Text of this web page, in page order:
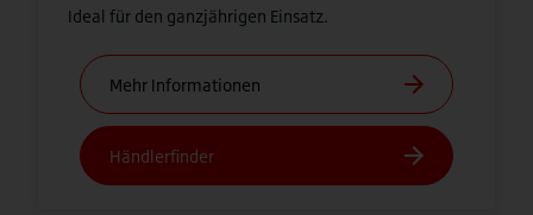
Ideal für den ganzjährigen Einsatz.